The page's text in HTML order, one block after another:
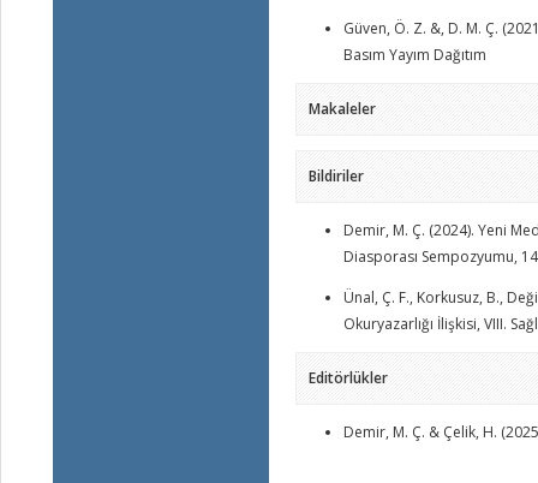
Güven, Ö. Z. &, D. M. Ç.
Basım Yayım Dağıtım
Makaleler
Bildiriler
Demir, M. Ç. (2024). Yeni
Diasporası Sempozyumu,
Ünal, Ç. F., Korkusuz, B.,
Okuryazarlığı İlişkisi, VIII.
Editörlükler
Demir, M. Ç. & Çelik, H.